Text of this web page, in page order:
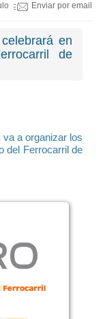
Enviar por email
en
de
a organizar los
del Ferrocarril de